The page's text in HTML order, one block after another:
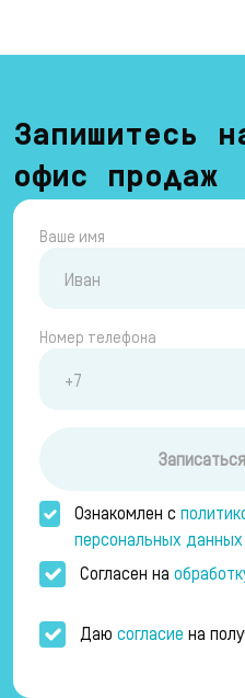
Запишитесь
офис продаж
Ваше имя
Номер телефона
Ознакомлен с
персональных данных
Согласен на
Даю согласие на